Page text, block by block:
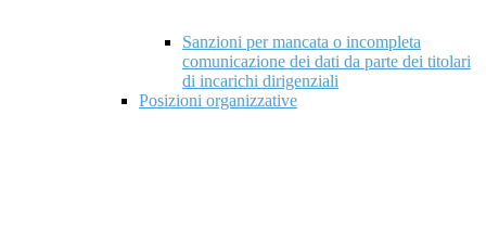
Sanzioni per mancata o incompleta
comunicazione dei dati da parte dei titolari
di incarichi dirigenziali
Posizioni organizzative